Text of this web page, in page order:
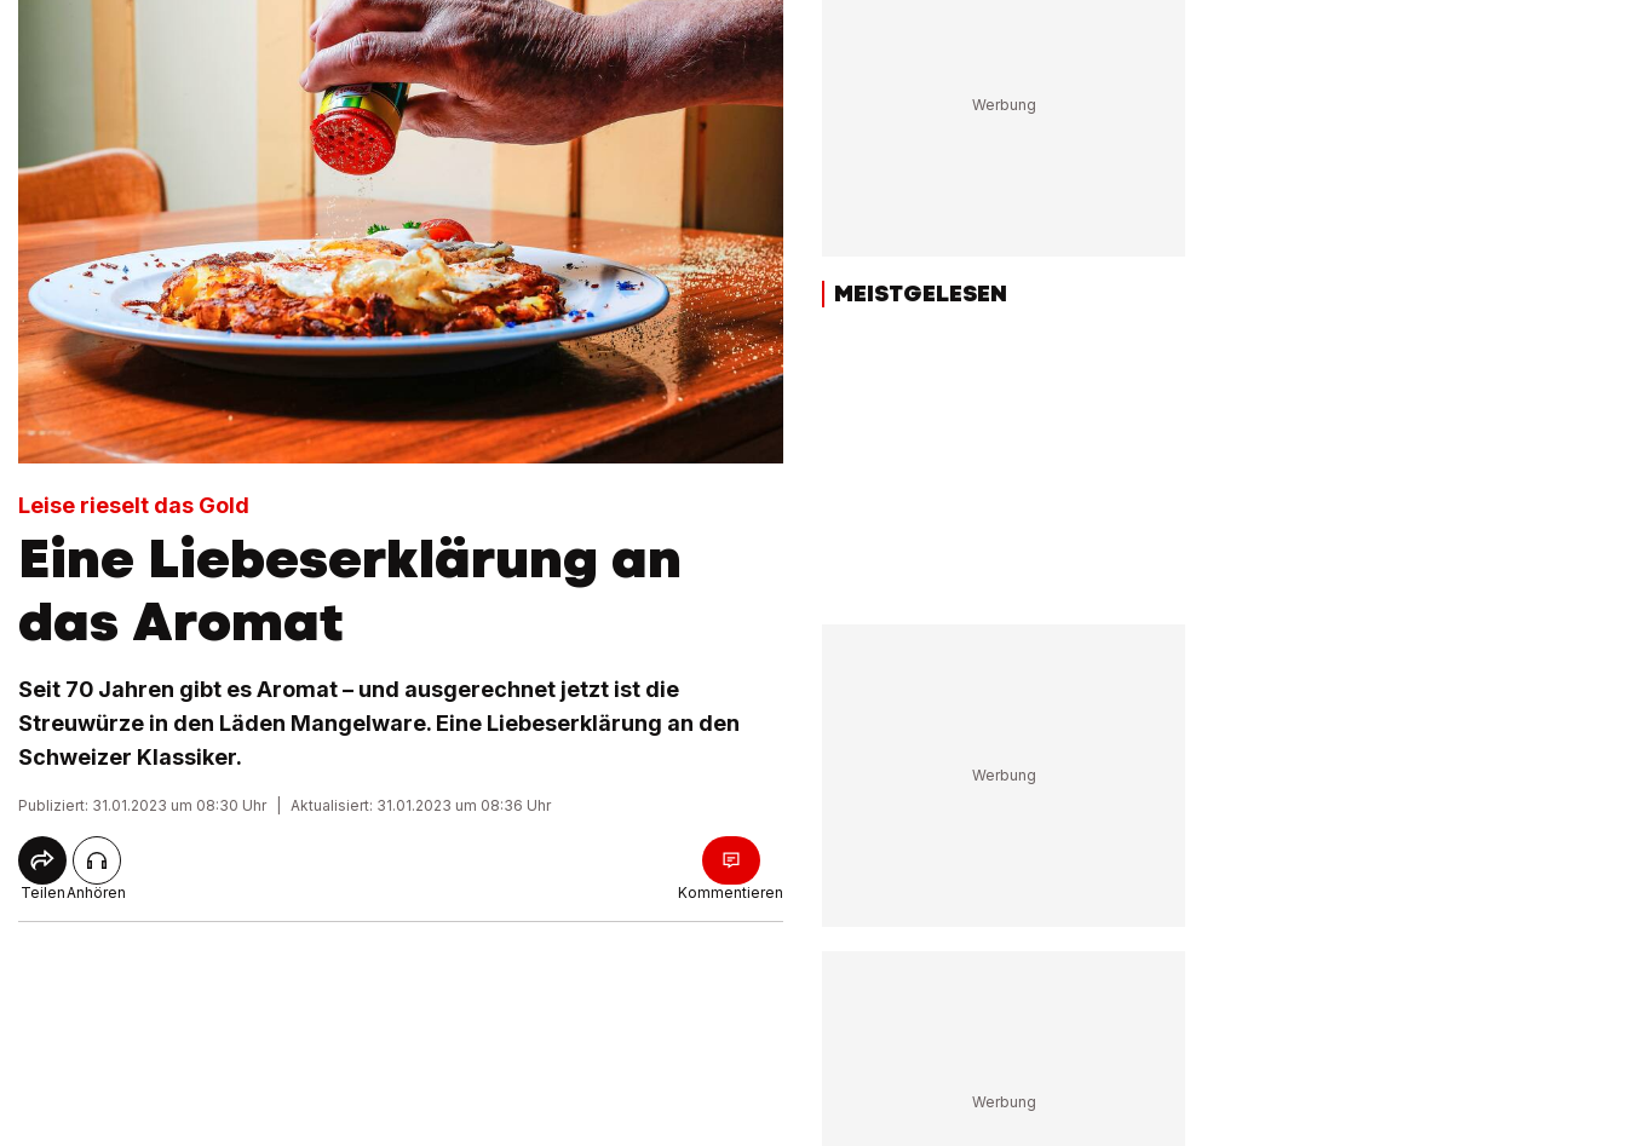
Leise rieselt das Gold
Eine Liebeserklärung an
das Aromat
Seit 70 Jahren gibt es Aromat – und ausgerechnet jetzt ist die
Streuwürze in den Läden Mangelware. Eine Liebeserklärung an den
Schweizer Klassiker.
Publiziert: 31.01.2023 um 08:30 Uhr Aktualisiert: 31.01.2023 um 08:36 Uhr
TeilenAnhören Kommentieren
MEISTGELESEN